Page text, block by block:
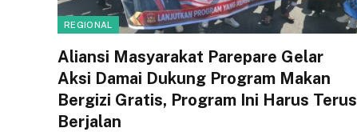
REGIONAL
Aliansi Masyarakat Parepare Gelar
Aksi Damai Dukung Program Makan
Bergizi Gratis, Program Ini Harus Terus
Berjalan